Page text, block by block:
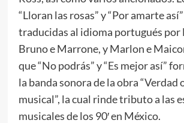
“Lloran las rosas” y “Por amarte
traducidas al idioma portugués por
Bruno e Marrone, y Marlon e
que “No podrás” y “Es mejor así”
la banda sonora de la obra “Verdad
musical”, la cual rinde tributo a las
musicales de los 90′ en México.